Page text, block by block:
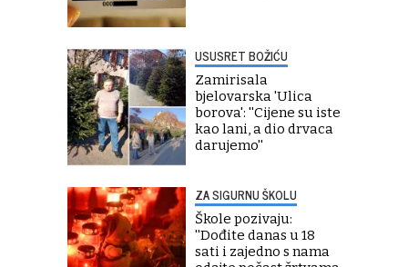
USUSRET BOŽIĆU
Zamirisala
bjelovarska 'Ulica
borova': ''Cijene su iste
kao lani, a dio drvaca
darujemo''
ZA SIGURNU ŠKOLU
Škole pozivaju:
''Dođite danas u 18
sati i zajedno s nama